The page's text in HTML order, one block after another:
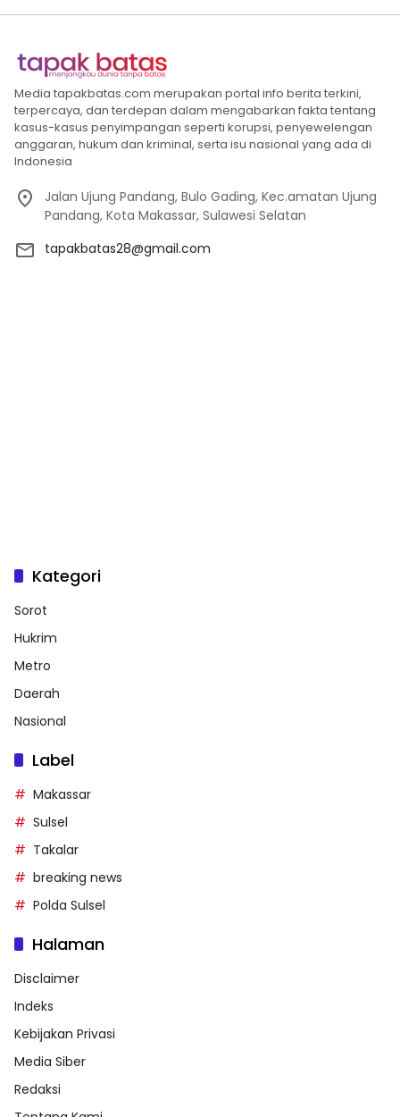
Media tapakbatas.com merupakan portal info berita terkini,
terpercaya, dan terdepan dalam mengabarkan fakta tentang
kasus-kasus penyimpangan seperti korupsi, penyewelengan
anggaran, hukum dan kriminal, serta isu nasional yang ada di
Indonesia
Jalan Ujung Pandang, Bulo Gading, Kec.amatan Ujung
Pandang, Kota Makassar, Sulawesi Selatan
tapakbatas28@gmail.com
Kategori
Sorot
Hukrim
Metro
Daerah
Nasional
Label
Makassar
Sulsel
Takalar
breaking news
Polda Sulsel
Halaman
Disclaimer
Indeks
Kebijakan Privasi
Media Siber
Redaksi